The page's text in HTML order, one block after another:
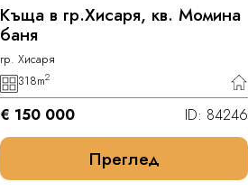
Къща в гр.Хисаря, кв. Момина
баня
гр. Хисаря
318m2
€ 150 000 ID: 84246
Преглед